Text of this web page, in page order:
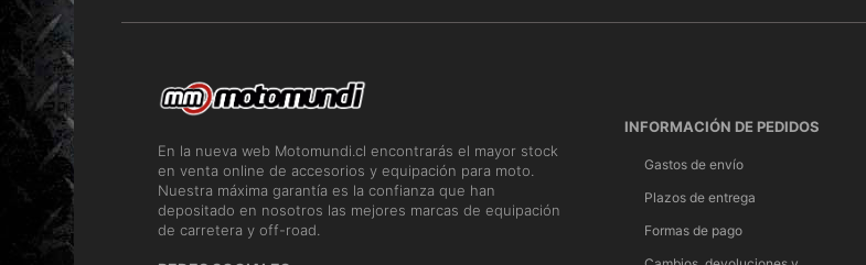
En la nueva web Motomundi.cl encontrarás el mayor stock
en venta online de accesorios y equipación para moto.
Nuestra máxima garantía es la confianza que han
depositado en nosotros las mejores marcas de equipación
de carretera y off-road.
INFORMACIÓN DE PEDIDOS
Gastos de envío
Plazos de entrega
Formas de pago